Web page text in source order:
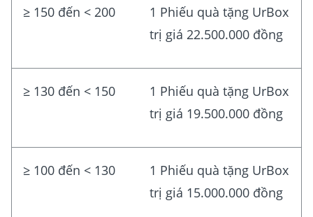
≥ 150 đến < 200
1 Phiếu quà tặng UrBox
trị giá 22.500.000 đồng
≥ 130 đến < 150
1 Phiếu quà tặng UrBox
trị giá 19.500.000 đồng
≥ 100 đến < 130
1 Phiếu quà tặng UrBox
trị giá 15.000.000 đồng